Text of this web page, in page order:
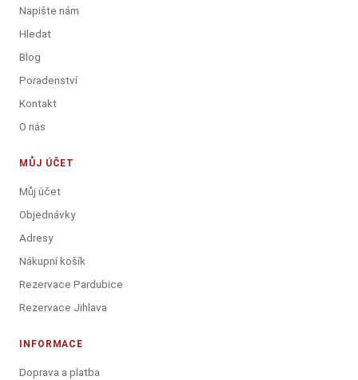
Napište nám
Hledat
Blog
Poradenství
Kontakt
O nás
MŮJ ÚČET
Můj účet
Objednávky
Adresy
Nákupní košík
Rezervace Pardubice
Rezervace Jihlava
INFORMACE
Doprava a platba